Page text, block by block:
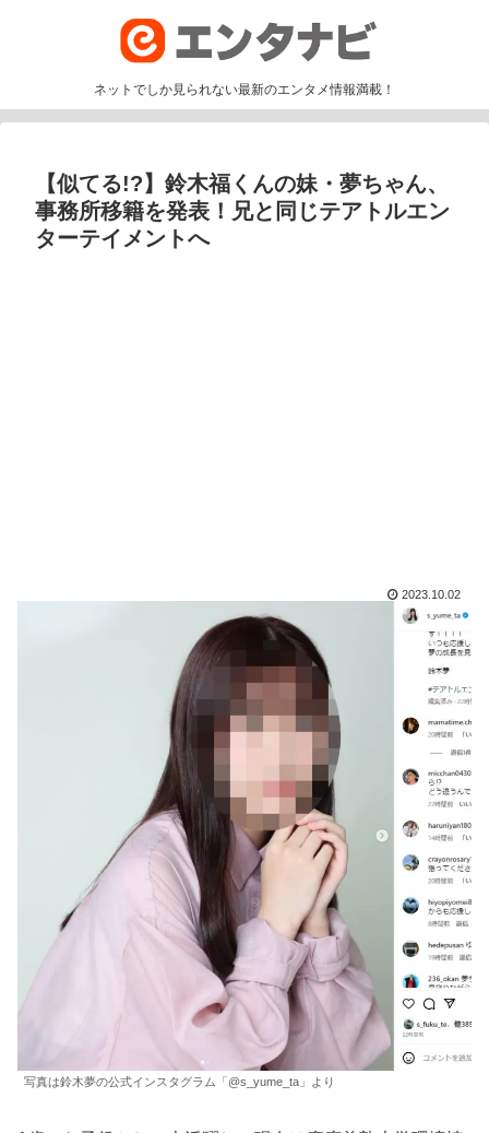
ネットでしか見られない最新のエンタメ情報満載！
【似てる!?】鈴木福くんの妹・夢ちゃん、
事務所移籍を発表！兄と同じテアトルエン
ターテイメントへ
2023.10.02
写真は鈴木夢の公式インスタグラム「@s_yume_ta」より